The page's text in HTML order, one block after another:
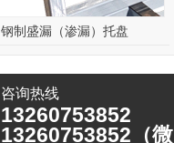
钢制盛漏（渗漏）托盘
咨询热线
13260753852
13260753852（微